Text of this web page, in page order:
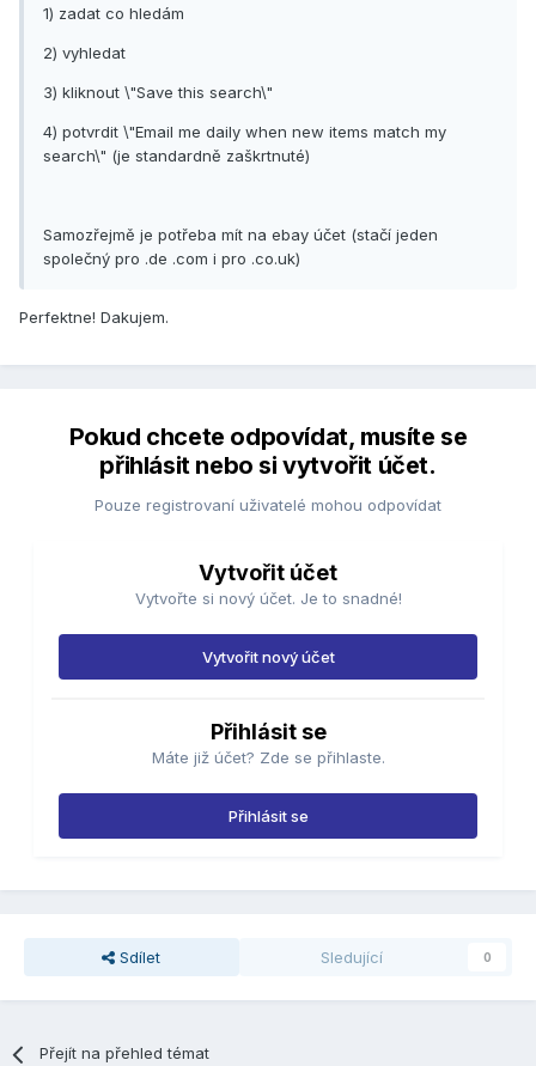
1) zadat co hledám
2) vyhledat
3) kliknout \"Save this search\"
4) potvrdit \"Email me daily when new items match my
search\" (je standardně zaškrtnuté)
Samozřejmě je potřeba mít na ebay účet (stačí jeden
společný pro .de .com i pro .co.uk)
Perfektne! Dakujem.
Pokud chcete odpovídat, musíte se
přihlásit nebo si vytvořit účet.
Pouze registrovaní uživatelé mohou odpovídat
Vytvořit účet
Vytvořte si nový účet. Je to snadné!
Vytvořit nový účet
Přihlásit se
Máte již účet? Zde se přihlaste.
Přihlásit se
Sdílet Sledující 0
Přejít na přehled témat